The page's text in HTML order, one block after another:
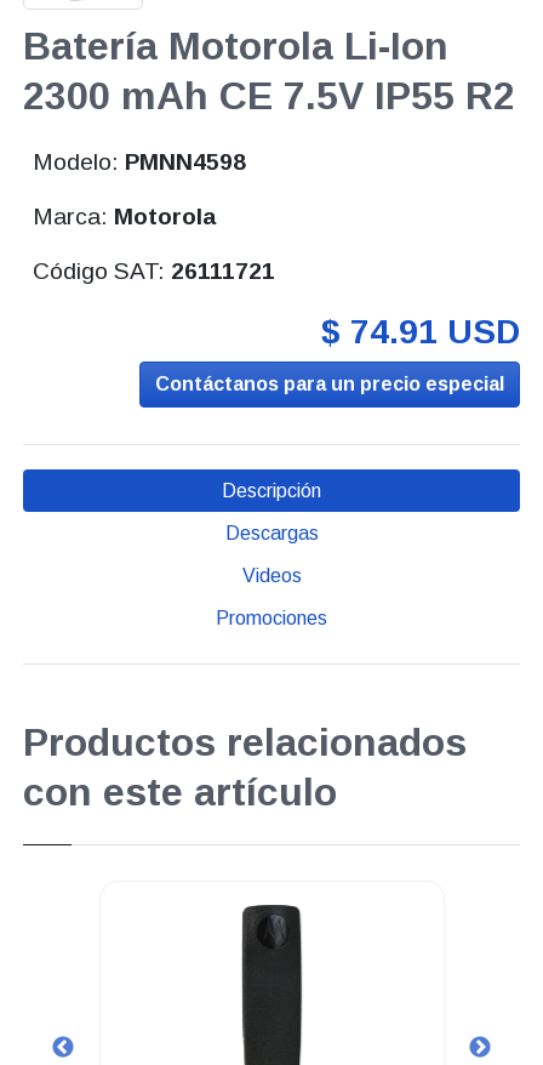
Batería Motorola Li-Ion
2300 mAh CE 7.5V IP55 R2
Modelo: PMNN4598
Marca: Motorola
Código SAT: 26111721
$ 74.91 USD
Contáctanos para un precio especial
Descripción
Descargas
Videos
Promociones
Productos relacionados
con este artículo